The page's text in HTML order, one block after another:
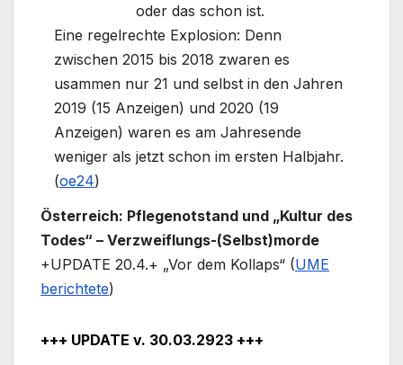
oder das schon ist.
Eine regelrechte Explosion: Denn
zwischen 2015 bis 2018 zwaren es
usammen nur 21 und selbst in den Jahren
2019 (15 Anzeigen) und 2020 (19
Anzeigen) waren es am Jahresende
weniger als jetzt schon im ersten Halbjahr.
(oe24)
Österreich: Pflegenotstand und „Kultur des
Todes“ – Verzweiflungs-(Selbst)morde
+UPDATE 20.4.+ „Vor dem Kollaps“ (UME
berichtete)
+++ UPDATE v. 30.03.2923 +++